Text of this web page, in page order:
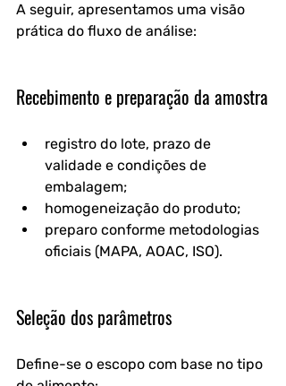
A seguir, apresentamos uma visão
prática do fluxo de análise:
Recebimento e preparação da amostra
registro do lote, prazo de
validade e condições de
embalagem;
homogeneização do produto;
preparo conforme metodologias
oficiais (MAPA, AOAC, ISO).
Seleção dos parâmetros
Define-se o escopo com base no tipo